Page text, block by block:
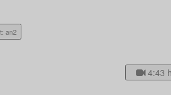
an2
4:43 h